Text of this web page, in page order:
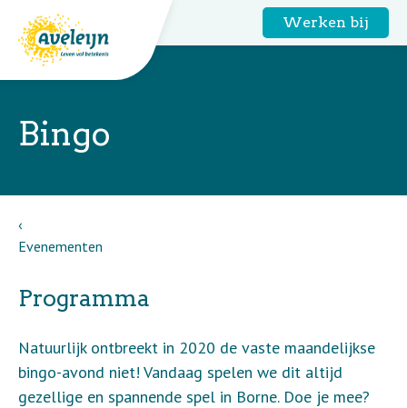
Werken bij
Bingo
Evenementen
Programma
Natuurlijk ontbreekt in 2020 de vaste maandelijkse
bingo-avond niet! Vandaag spelen we dit altijd
gezellige en spannende spel in Borne. Doe je mee?